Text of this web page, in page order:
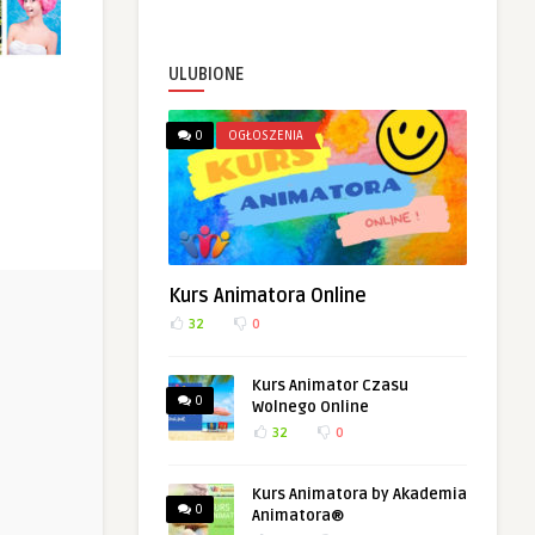
ULUBIONE
0 OGŁOSZENIA
Kurs Animatora Online
32 0
0
Kurs Animator Czasu
Wolnego Online
32 0
0
Kurs Animatora by Akademia
Animatora®